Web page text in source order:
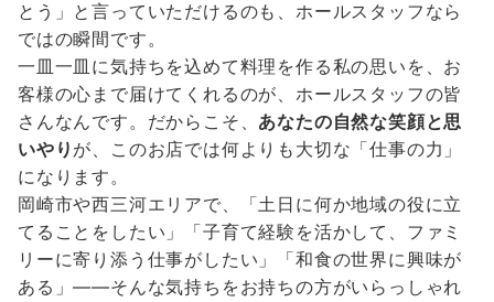
とう」と言っていただけるのも、ホールスタッフなら
ではの瞬間です。
一皿一皿に気持ちを込めて料理を作る私の思いを、お
客様の心まで届けてくれるのが、ホールスタッフの皆
さんなんです。だからこそ、 あなたの自然な笑顔と思
いやり が、このお店では何よりも大切な「仕事の力」
になります。
岡崎市や西三河エリアで、「土日に何か地域の役に立
てることをしたい」「子育て経験を活かして、ファミ
リーに寄り添う仕事がしたい」「和食の世界に興味が
ある」——そんな気持ちをお持ちの方がいらっしゃれ